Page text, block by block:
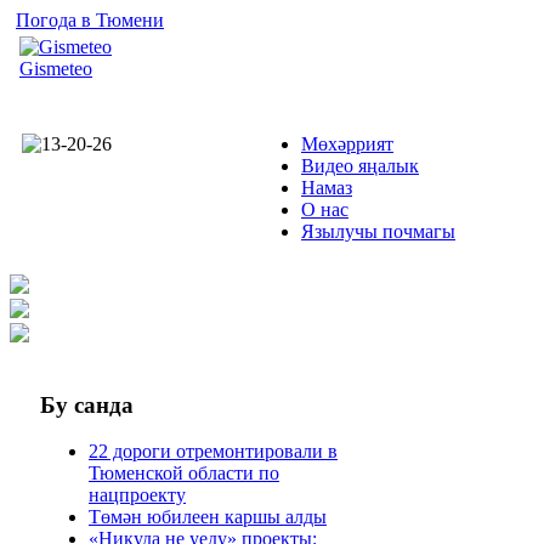
Погода в Тюмени
Gismeteo
Мөхәррият
Видео яңалык
Намаз
О нас
Язылучы почмагы
Бу санда
22 дороги отремонтировали в
Тюменской области по
нацпроекту
Төмән юбилеен каршы алды
«Никуда не уеду» проекты: